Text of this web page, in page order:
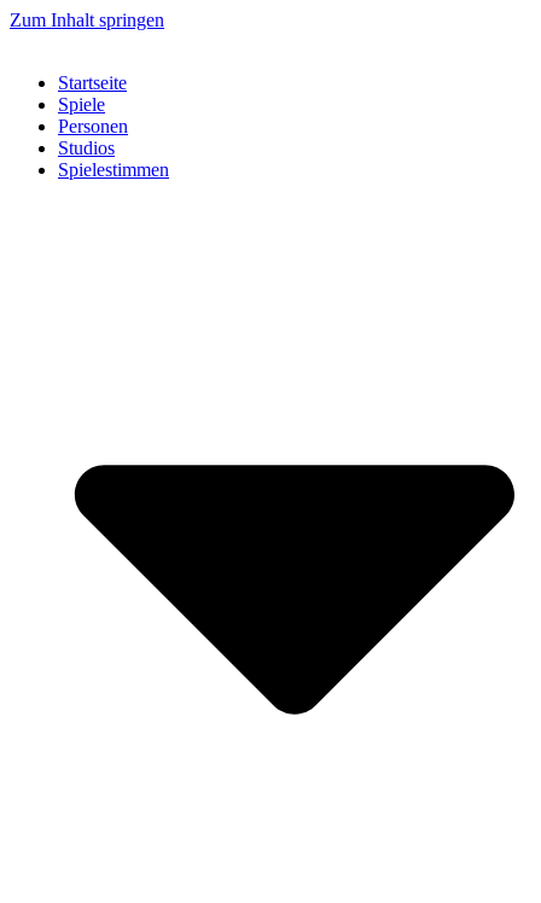
Zum Inhalt springen
Startseite
Spiele
Personen
Studios
Spielestimmen